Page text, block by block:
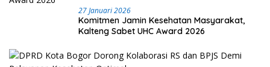
27 Januari 2026
Komitmen Jamin Kesehatan Masyarakat,
Kalteng Sabet UHC Award 2026